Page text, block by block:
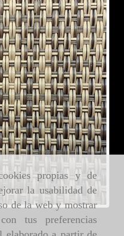
propias y de
la usabilidad de
de la web y mostrar
tus preferencias